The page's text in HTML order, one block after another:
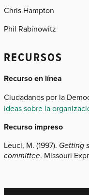
Chris Hampton
Phil Rabinowitz
RECURSOS
Recursoen línea
Ciudadanos por la
ideas sobre la
Recurso impreso
Leuci, M. (1997). Getting
committee. Missouri